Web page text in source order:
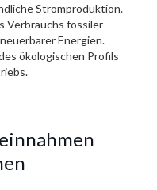
Stromproduktion.
Verbrauchs fossiler
Energien.
ökologischen Profils